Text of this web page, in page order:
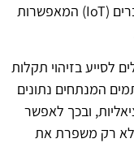
בשימוש בטכנולוגיות כמו אינטרנט של הדברים (IoT) המאפשרות
לסייע בזיהוי תקלות
המנתחים נתונים
ובכך לאפשר
לא רק משפרת את